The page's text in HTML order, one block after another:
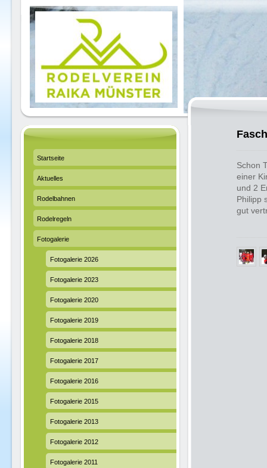
Schon
einer
und 2
Philipp
gut
Startseite
Aktuelles
Rodelbahnen
Rodelregeln
Fotogalerie
Fotogalerie 2026
Fotogalerie 2023
Fotogalerie 2020
Fotogalerie 2019
Fotogalerie 2018
Fotogalerie 2017
Fotogalerie 2016
Fotogalerie 2015
Fotogalerie 2013
Fotogalerie 2012
Fotogalerie 2011